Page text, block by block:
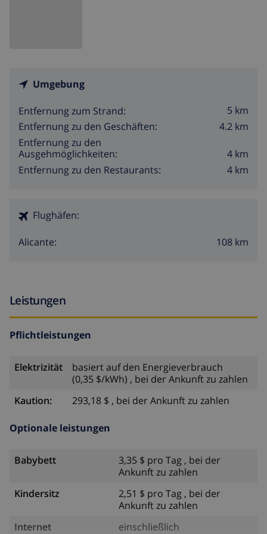
Umgebung
Entfernung zum Strand:
5 km
Entfernung zu den Geschäften:
4.2 km
Entfernung zu den
Ausgehmöglichkeiten:
4 km
Entfernung zu den Restaurants:
4 km
Flughäfen:
Alicante: 108 km
Leistungen
Pflichtleistungen
Elektrizität
basiert auf den Energieverbrauch
(0,35 $/kWh) , bei der Ankunft zu zahlen
Kaution:
293,18 $ , bei der Ankunft zu zahlen
Optionale leistungen
Babybett
3,35 $ pro Tag , bei der
Ankunft zu zahlen
Kindersitz
2,51 $ pro Tag , bei der
Ankunft zu zahlen
Internet
einschließlich